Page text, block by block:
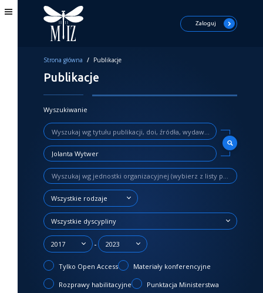
Zaloguj
Strona główna / Publikacje
Publikacje
Wyszukiwanie
Wszystkie rodzaje
Wszystkie dyscypliny
2017 - 2023
Tylko Open Access Materiały konferencyjne
Rozprawy habilitacyjne Punktacja Ministerstwa